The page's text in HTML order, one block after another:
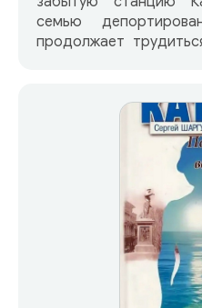
Иришечка — Ирина
семью
продолжает
его жена с детьми,
таежные места и
Приключения,
выживание и быт в
люди выживают в
одном котле, где
ничего не стоит.